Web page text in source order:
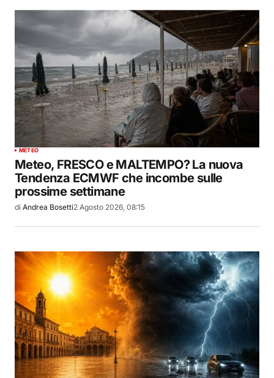
METEO
Meteo, FRESCO e MALTEMPO? La nuova
Tendenza ECMWF che incombe sulle
prossime settimane
di Andrea Bosetti2 Agosto 2026, 08:15